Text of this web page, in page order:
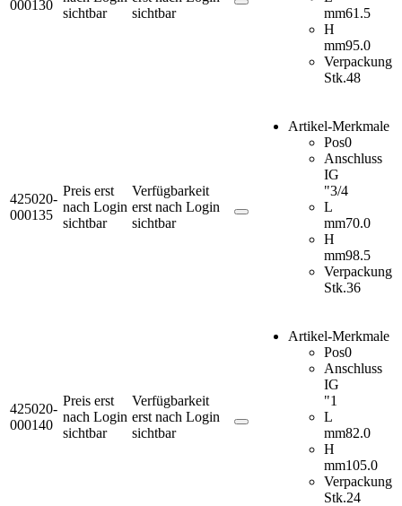
000130
sichtbar
sichtbar
mm61.5
H
mm95.0
Verpackung
Stk.48
425020-
000135
Preis erst
nach Login
sichtbar
Verfügbarkeit
erst nach Login
sichtbar
Artikel-Merkmale
Pos0
Anschluss
IG
"3/4
L
mm70.0
H
mm98.5
Verpackung
Stk.36
425020-
000140
Preis erst
nach Login
sichtbar
Verfügbarkeit
erst nach Login
sichtbar
Artikel-Merkmale
Pos0
Anschluss
IG
"1
L
mm82.0
H
mm105.0
Verpackung
Stk.24